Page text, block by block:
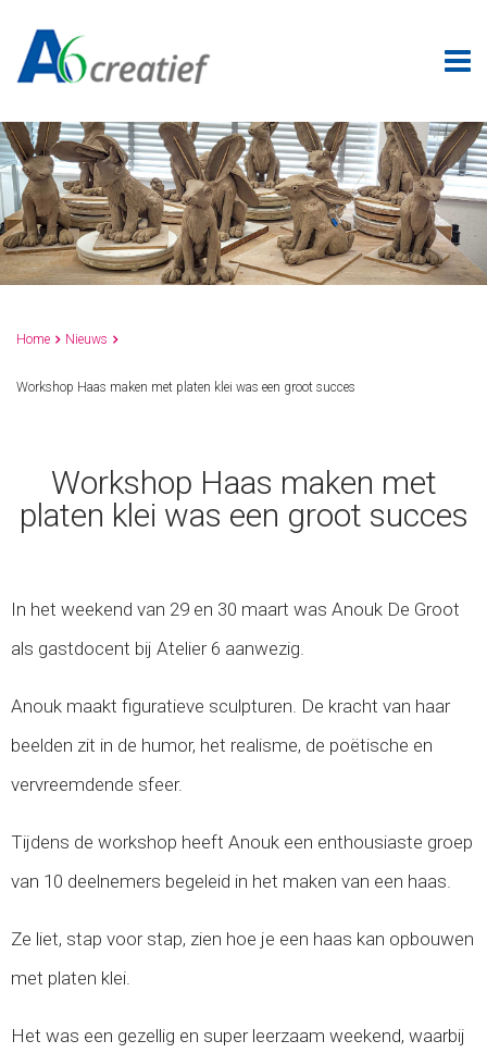
Home  Nieuws 
Workshop Haas maken met platen klei was een groot succes
Workshop Haas maken met
platen klei was een groot succes
In het weekend van 29 en 30 maart was Anouk De Groot
als gastdocent bij Atelier 6 aanwezig.
Anouk maakt figuratieve sculpturen. De kracht van haar
beelden zit in de humor, het realisme, de poëtische en
vervreemdende sfeer.
Tijdens de workshop heeft Anouk een enthousiaste groep
van 10 deelnemers begeleid in het maken van een haas.
Ze liet, stap voor stap, zien hoe je een haas kan opbouwen
met platen klei.
Het was een gezellig en super leerzaam weekend, waarbij